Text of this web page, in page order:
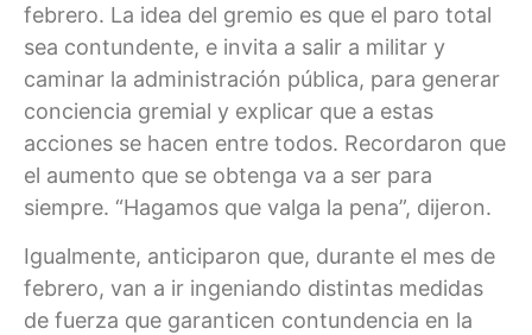
febrero. La idea del gremio es que el paro total
sea contundente, e invita a salir a militar y
caminar la administración pública, para generar
conciencia gremial y explicar que a estas
acciones se hacen entre todos. Recordaron que
el aumento que se obtenga va a ser para
siempre. “Hagamos que valga la pena”, dijeron.
Igualmente, anticiparon que, durante el mes de
febrero, van a ir ingeniando distintas medidas
de fuerza que garanticen contundencia en la